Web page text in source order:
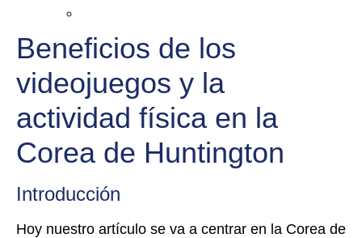
Beneficios de los
videojuegos y la
actividad física en la
Corea de Huntington
Introducción
Hoy nuestro artículo se va a centrar en la Corea de